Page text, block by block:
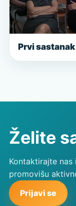
Prvi
Želite
Kontaktirajte
promovišu
Prijavi se